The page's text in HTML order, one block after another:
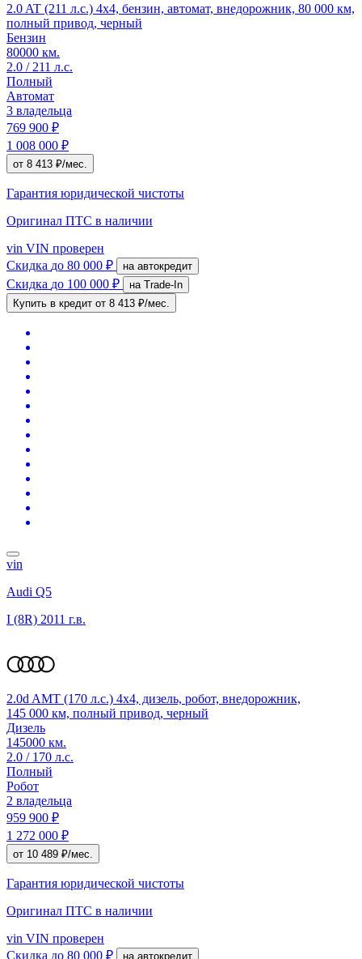
2.0 AT (211 л.с.) 4x4, бензин, автомат, внедорожник, 80 000 км,
полный привод, черный
Бензин
80000 км.
2.0 / 211 л.с.
Полный
Автомат
3 владельца
769 900 ₽
1 008 000 ₽
от 8 413 ₽/мес.
Гарантия юридической чистоты
Оригинал ПТС в наличии
vin VIN проверен
Скидка до 80 000 ₽ на автокредит
Скидка до 100 000 ₽
на Trade-In
Купить в кредит от 8 413 ₽/мес.
vin
Audi Q5
I (8R) 2011 г.в.
2.0d AMT (170 л.с.) 4x4, дизель, робот, внедорожник,
145 000 км, полный привод, черный
Дизель
145000 км.
2.0 / 170 л.с.
Полный
Робот
2 владельца
959 900 ₽
1 272 000 ₽
от 10 489 ₽/мес.
Гарантия юридической чистоты
Оригинал ПТС в наличии
vin VIN проверен
Скидка до 80 000 ₽ на автокредит